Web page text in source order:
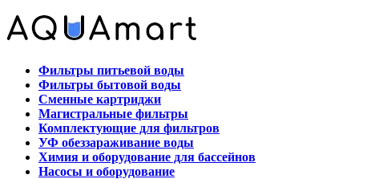
Фильтры питьевой воды
Фильтры бытовой воды
Сменные картриджи
Магистральные фильтры
Комплектующие для фильтров
УФ обеззараживание воды
Химия и оборудование для бассейнов
Насосы и оборудование